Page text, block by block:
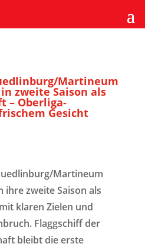
Martineum
zweite Saison als
– Oberliga-
Gesicht
Martineum
zweite Saison als
klaren Zielen und
Flaggschiff der
bleibt die erste